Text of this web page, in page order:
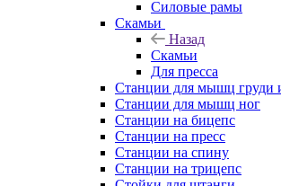
Силовые рамы
Скамьи
Назад
Скамьи
Для пресса
Станции для мышц груди
Станции для мышц ног
Станции на бицепс
Станции на пресс
Станции на спину
Станции на трицепс